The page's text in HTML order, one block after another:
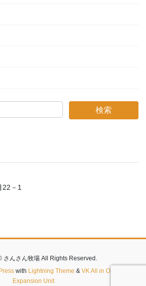
－1
さんさん牧場 All Rights Reserved.
with Lightning Theme & VK All in One
Expansion Unit